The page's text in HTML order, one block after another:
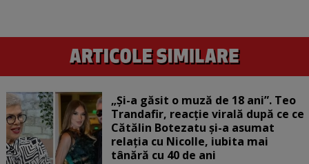
„Și-a găsit o muză de 18 ani”. Teo
Trandafir, reacție virală după ce ce
Cătălin Botezatu și-a asumat
relația cu Nicolle, iubita mai
tânără cu 40 de ani